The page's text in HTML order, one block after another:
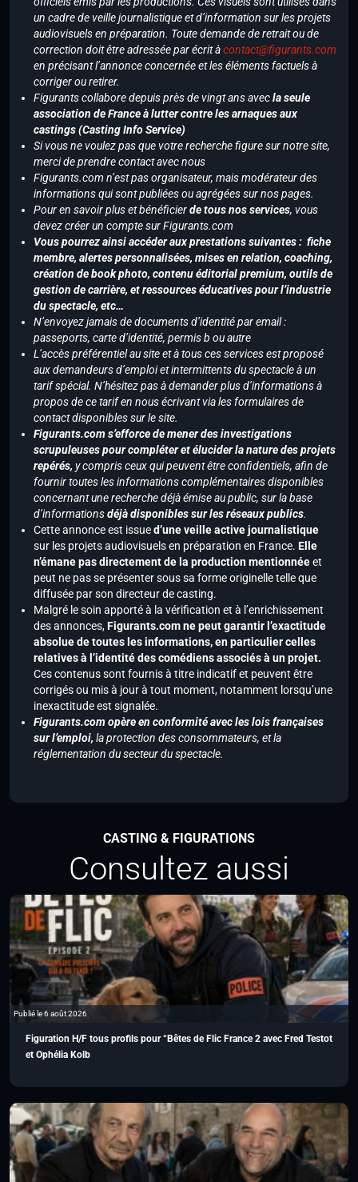
un cadre de veille journalistique et d’information sur les projets
audiovisuels en préparation. Toute demande de retrait ou de
correction doit être adressée par écrit àcontact@figurants.com
en précisant l’annonce concernée et les éléments factuels à
corriger ou retirer.
Figurants collabore depuis près de vingt ans avecla seule
association de France à lutter contre les arnaques aux
castings (Casting Info Service)
Si vous ne voulez pas que votre recherche figure sur notre site,
merci de prendre contact avec nous
Figurants.com n’est pas organisateur, mais modérateur des
informations qui sont publiées ou agrégées sur nos pages.
Pour en savoir plus et bénéficierde tous nos services, vous
devez créer un compte sur Figurants.com
Vous pourrez ainsi accéder aux prestations suivantes : fiche
membre, alertes personnalisées, mises en relation, coaching,
création de book photo, contenu éditorial premium, outils de
gestion de carrière, et ressources éducatives pour l’industrie
du spectacle, etc…
N’envoyez jamais de documents d’identité par email :
passeports, carte d’identité, permis b ou autre
L’accès préférentiel au site et à tous ces services est proposé
aux demandeurs d’emploi et intermittents du spectacle à un
tarif spécial. N’hésitez pas à demander plus d’informations à
propos de ce tarif en nous écrivant via les formulaires de
contact disponibles sur le site.
Figurants.com s’efforce de mener des investigations
scrupuleuses pour compléter et élucider la nature des projets
repérés, y compris ceux qui peuvent être confidentiels, afin de
fournir toutes les informations complémentaires disponibles
concernant une recherche déjà émise au public, sur la base
d’informationsdéjà disponibles sur les réseaux publics.
Cette annonce est issued’une veille active journalistique
sur les projets audiovisuels en préparation en France. Elle
n’émane pas directement de la production mentionnéeet
peut ne pas se présenter sous sa forme originelle telle que
diffusée par son directeur de casting.
Malgré le soin apporté à la vérification et à l’enrichissement
des annonces,Figurants.com ne peut garantir l’exactitude
absolue de toutes les informations, en particulier celles
relatives à l’identité des comédiens associés à un projet.
Ces contenus sont fournis à titre indicatif et peuvent être
corrigés ou mis à jour à tout moment, notamment lorsqu’une
inexactitude est signalée.
Figurants.com opère en conformité avec les lois françaises
sur l’emploi, la protection des consommateurs, et la
réglementation du secteur du spectacle.
CASTING & FIGURATIONS
Consultez aussi
Publié le 6 août 2026
Figuration H/F tous profils pour “Bêtes de Flic France 2 avec Fred Testot
et Ophélia Kolb